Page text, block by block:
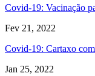
Covid-19: Vacinação
Fev 21, 2022
Covid-19: Cartaxo
Jan 25, 2022